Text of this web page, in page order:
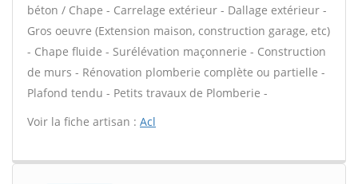
béton / Chape - Carrelage extérieur - Dallage extérieur -
Gros oeuvre (Extension maison, construction garage, etc)
- Chape fluide - Surélévation maçonnerie - Construction
de murs - Rénovation plomberie complète ou partielle -
Plafond tendu - Petits travaux de Plomberie -
Voir la fiche artisan : Acl